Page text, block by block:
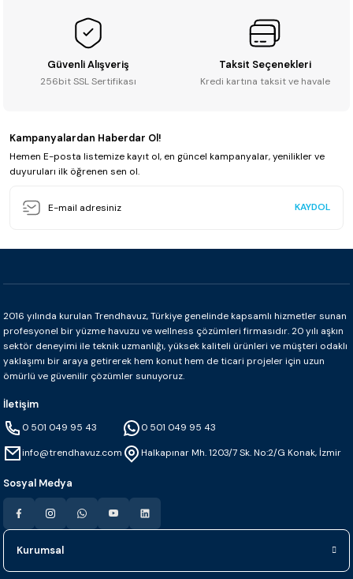
Güvenli Alışveriş
256bit SSL Sertifikası
Taksit Seçenekleri
Kredi kartına taksit ve havale
Kampanyalardan Haberdar Ol!
Hemen E-posta listemize kayıt ol, en güncel kampanyalar, yenilikler ve
duyuruları ilk öğrenen sen ol.
KAYDOL
2016 yılında kurulan Trendhavuz, Türkiye genelinde kapsamlı hizmetler sunan
profesyonel bir yüzme havuzu ve wellness çözümleri firmasıdır. 20 yılı aşkın
sektör deneyimi ile teknik uzmanlığı, yüksek kaliteli ürünleri ve müşteri odaklı
yaklaşımı bir araya getirerek hem konut hem de ticari projeler için uzun
ömürlü ve güvenilir çözümler sunuyoruz.
İletişim
0 501 049 95 43
info@trendhavuz.com
0 501 049 95 43
Halkapınar Mh. 1203/7 Sk. No:2/G Konak, İzmir
Sosyal Medya
Kurumsal